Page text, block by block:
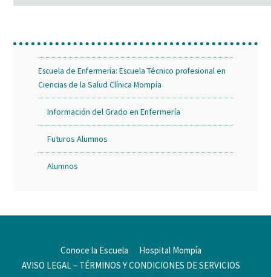
Escuela de Enfermería: Escuela Técnico profesional en
Ciencias de la Salud Clínica Mompía
Información del Grado en Enfermería
Futuros Alumnos
Alumnos
Conoce la Escuela
Hospital Mompía
AVISO LEGAL – TÉRMINOS Y CONDICIONES DE SERVICIOS